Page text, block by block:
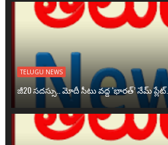
TELUGU NEWS
జీ20 సదస్సు.. మోదీ సీటు వద్ద ‘భారత్’ నేమ్